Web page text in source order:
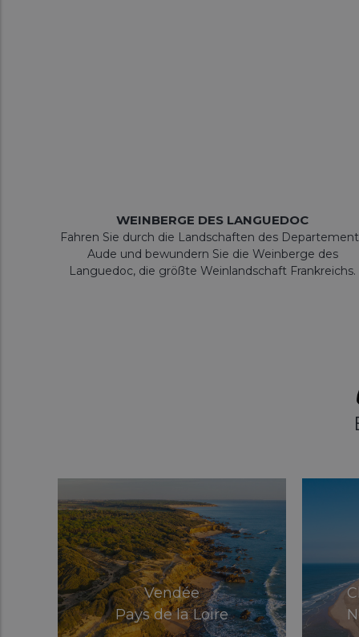
WEINBERGE DES LANGUEDOC
Fahren Sie durch die Landschaften des
Aude und bewundern Sie die Weinberge des
Languedoc, die größte Weinlandschaft Frankreichs.
Vendée
Pays de la Loire